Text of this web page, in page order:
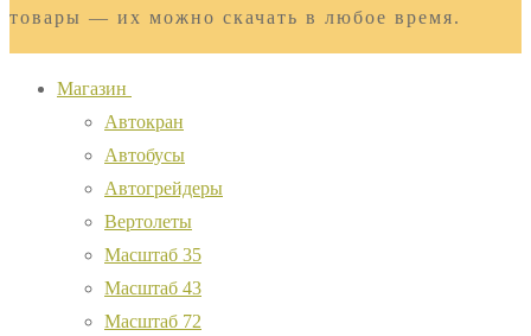
товары — их можно скачать в любое время.
Магазин
Автокран
Автобусы
Автогрейдеры
Вертолеты
Масштаб 35
Масштаб 43
Масштаб 72